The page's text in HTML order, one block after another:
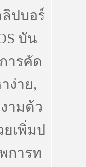
ปบอร์
บัน
ารคัด
ง่าย,
ามด้ว
ยเพิ่มป
การท